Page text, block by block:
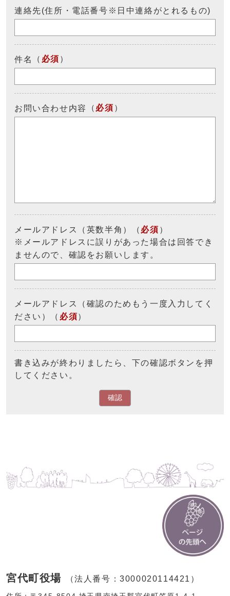
連絡先(住所・電話番号※日中連絡がとれるもの)
件名 （ 必須 ）
お問い合わせ内容 （ 必須 ）
メールアドレス（英数半角）（ 必須 ）
※メールアドレスに誤りがあった場合は回答でき
ませんので、確認をお願いします。
メールアドレス（確認のためもう一度入力してく
ださい）（ 必須）
書き込みが終わりましたら、下の確認ボタンを押
してください。
確認
宮代町役場 （法人番号：3000020114421）